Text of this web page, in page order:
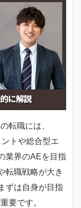
転職には、
トや総合型エ
業界のAEを目指
転職戦略が大き
ずは自身が目指
要です。